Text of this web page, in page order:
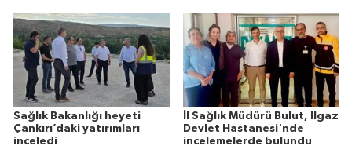
Sağlık Bakanlığı heyeti
Çankırı’daki yatırımları
inceledi
İl Sağlık Müdürü Bulut, Ilgaz
Devlet Hastanesi'nde
incelemelerde bulundu